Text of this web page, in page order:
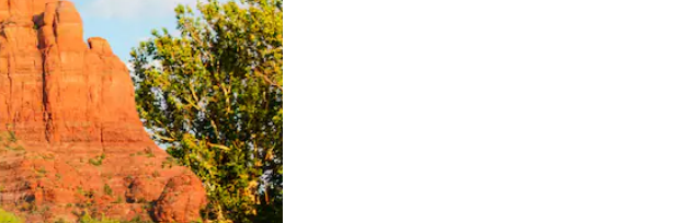
abajo o explora con el tacto o desliza el dedo.